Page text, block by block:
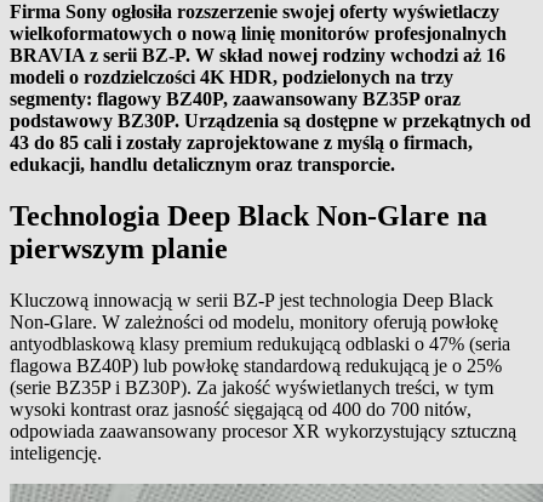
Firma Sony ogłosiła rozszerzenie swojej oferty wyświetlaczy
wielkoformatowych o nową linię monitorów profesjonalnych
BRAVIA z serii BZ-P. W skład nowej rodziny wchodzi aż 16
modeli o rozdzielczości 4K HDR, podzielonych na trzy
segmenty: flagowy BZ40P, zaawansowany BZ35P oraz
podstawowy BZ30P. Urządzenia są dostępne w przekątnych od
43 do 85 cali i zostały zaprojektowane z myślą o firmach,
edukacji, handlu detalicznym oraz transporcie.
Technologia Deep Black Non-Glare na
pierwszym planie
Kluczową innowacją w serii BZ-P jest technologia Deep Black
Non-Glare. W zależności od modelu, monitory oferują powłokę
antyodblaskową klasy premium redukującą odblaski o 47% (seria
flagowa BZ40P) lub powłokę standardową redukującą je o 25%
(serie BZ35P i BZ30P). Za jakość wyświetlanych treści, w tym
wysoki kontrast oraz jasność sięgającą od 400 do 700 nitów,
odpowiada zaawansowany procesor XR wykorzystujący sztuczną
inteligencję.